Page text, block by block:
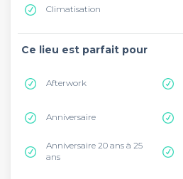
Climatisation
Ce lieu est parfait pour
Afterwork
Anniversaire
Anniversaire 20 ans à 25
ans